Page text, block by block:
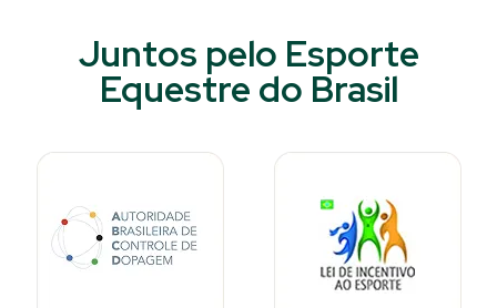
Juntos pelo Esporte
Equestre do Brasil​